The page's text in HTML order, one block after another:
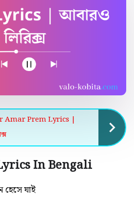
Amar Prem Lyrics |
In Bengali
যাই